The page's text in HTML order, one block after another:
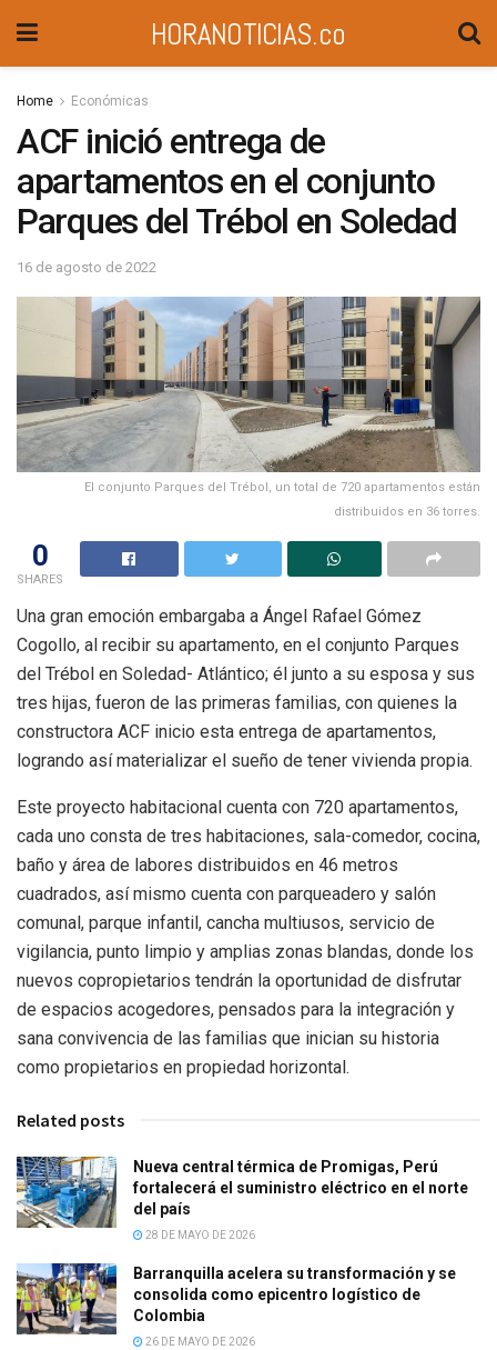
HORANOTICIAS.co
Home Económicas
ACF inició entrega de
apartamentos en el conjunto
Parques del Trébol en Soledad
16 de agosto de 2022
El conjunto Parques del Trébol, un total de 720 apartamentos están
distribuidos en 36 torres.
0
SHARES
Una gran emoción embargaba a Ángel Rafael Gómez
Cogollo, al recibir su apartamento, en el conjunto Parques
del Trébol en Soledad- Atlántico; él junto a su esposa y sus
tres hijas, fueron de las primeras familias, con quienes la
constructora ACF inicio esta entrega de apartamentos,
logrando así materializar el sueño de tener vivienda propia.
Este proyecto habitacional cuenta con 720 apartamentos,
cada uno consta de tres habitaciones, sala-comedor, cocina,
baño y área de labores distribuidos en 46 metros
cuadrados, así mismo cuenta con parqueadero y salón
comunal, parque infantil, cancha multiusos, servicio de
vigilancia, punto limpio y amplias zonas blandas, donde los
nuevos copropietarios tendrán la oportunidad de disfrutar
de espacios acogedores, pensados para la integración y
sana convivencia de las familias que inician su historia
como propietarios en propiedad horizontal.
Related posts
Nueva central térmica de Promigas, Perú
fortalecerá el suministro eléctrico en el norte
del país
28 DE MAYO DE 2026
Barranquilla acelera su transformación y se
consolida como epicentro logístico de
Colombia
26 DE MAYO DE 2026